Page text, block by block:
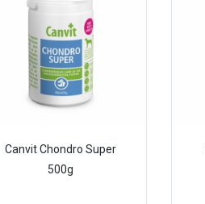
Canvit Chondro Super
500g